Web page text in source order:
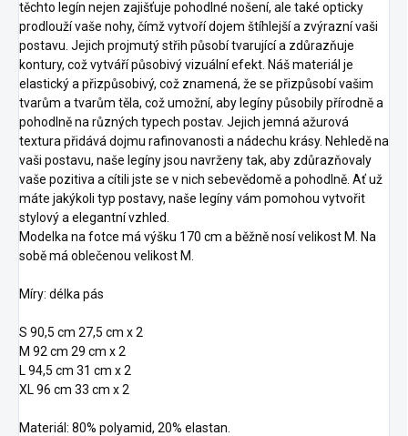
těchto legín nejen zajišťuje pohodlné nošení, ale také opticky
prodlouží vaše nohy, čímž vytvoří dojem štíhlejší a zvýrazní vaši
postavu. Jejich projmutý střih působí tvarující a zdůrazňuje
kontury, což vytváří působivý vizuální efekt. Náš materiál je
elastický a přizpůsobivý, což znamená, že se přizpůsobí vašim
tvarům a tvarům těla, což umožní, aby legíny působily přírodně a
pohodlně na různých typech postav. Jejich jemná ažurová
textura přidává dojmu rafinovanosti a nádechu krásy. Nehledě na
vaši postavu, naše legíny jsou navrženy tak, aby zdůrazňovaly
vaše pozitiva a cítili jste se v nich sebevědomě a pohodlně. Ať už
máte jakýkoli typ postavy, naše legíny vám pomohou vytvořit
stylový a elegantní vzhled.
Modelka na fotce má výšku 170 cm a běžně nosí velikost M. Na
sobě má oblečenou velikost M.
Míry: délka pás
S 90,5 cm 27,5 cm x 2
M 92 cm 29 cm x 2
L 94,5 cm 31 cm x 2
XL 96 cm 33 cm x 2
Materiál: 80% polyamid, 20% elastan.